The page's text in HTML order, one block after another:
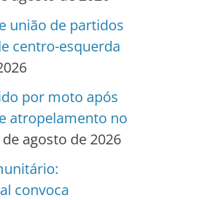
união de partidos
centro-esquerda
por moto após
atropelamento no
de agosto de 2026
convoca